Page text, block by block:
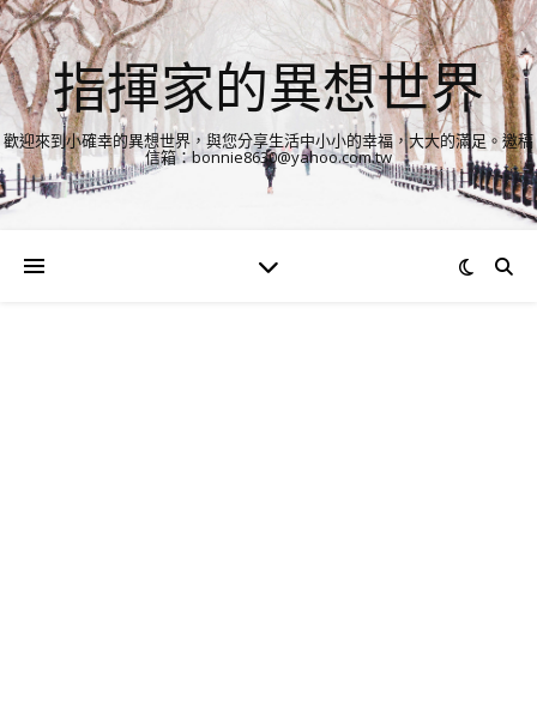
指揮家的異想世界
歡迎來到小確幸的異想世界，與您分享生活中小小的幸福，大大的滿足。邀稿
信箱：bonnie8630@yahoo.com.tw